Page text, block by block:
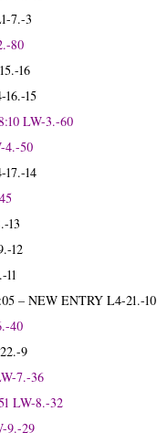
7.-3
80
16
15
LW-3.-60
4.-50
14
13
12
11
– NEW ENTRY L4-21.-10
40
9
7.-36
LW-8.-32
9.-29